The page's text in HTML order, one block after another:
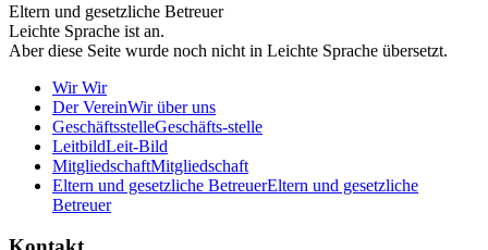
Eltern und gesetzliche Betreuer
Leichte Sprache ist an.
Aber diese Seite wurde noch nicht in Leichte Sprache übersetzt.
Wir Wir
Der VereinWir über uns
GeschäftsstelleGeschäfts-stelle
LeitbildLeit-Bild
MitgliedschaftMitgliedschaft
Eltern und gesetzliche BetreuerEltern und gesetzliche
Betreuer